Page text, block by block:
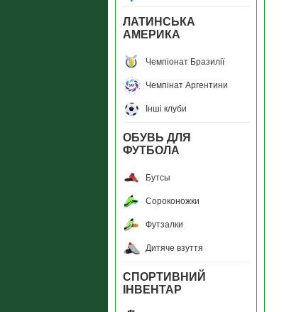
ЛАТИНСЬКА
АМЕРИКА
Чемпiонат Бразилiї
Чемпiнат Аргентини
Інші клуби
ОБУВЬ ДЛЯ
ФУТБОЛА
Бутсы
Сороконожки
Футзалки
Дитяче взуття
СПОРТИВНИЙ
ІНВЕНТАР